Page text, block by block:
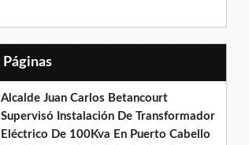
Páginas
Alcalde Juan Carlos Betancourt
Supervisó Instalación De Transformador
Eléctrico De 100Kva En Puerto Cabello